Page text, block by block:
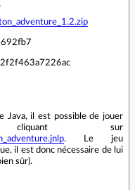
Java, il est possible de jouer
sur
. Le jeu
il est donc nécessaire de lui
sûr).